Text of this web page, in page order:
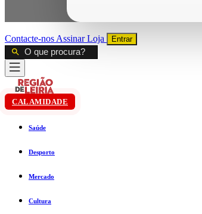
Contacte-nos AssinarLoja Entrar
CALAMIDADE
Saúde
Desporto
Mercado
Cultura